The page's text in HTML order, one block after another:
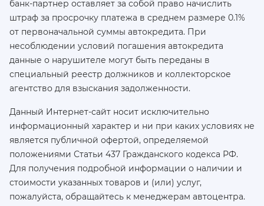
банк-партнер оставляет за собой право начислить
штраф за просрочку платежа в среднем размере 0.1%
от первоначальной суммы автокредита. При
несоблюдении условий погашения автокредита
данные о нарушителе могут быть переданы в
специальный реестр должников и коллекторское
агентство для взыскания задолженности.
Данный Интернет-сайт носит исключительно
информационный характер и ни при каких условиях не
является публичной офертой, определяемой
положениями Статьи 437 Гражданского кодекса РФ.
Для получения подробной информации о наличии и
стоимости указанных товаров и (или) услуг,
пожалуйста, обращайтесь к менеджерам автоцентра.